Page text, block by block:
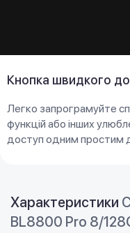
Кнопка швидкого
Легко запрограмуйте
функцій або інших
доступ одним простим
Характеристики
BL8800 Pro 8/